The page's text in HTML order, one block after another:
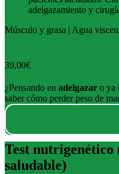
Músculo y grasa | Agua
39,00€
¿Pensando en adelgazar o ya
saber cómo perder peso de
Test nutrigenético
saludable)